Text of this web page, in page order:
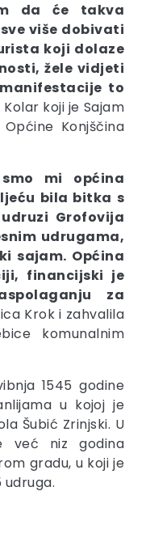
da će takva
više dobivati
koji dolaze
žele vidjeti
to
koji je Sajam
Konjščina
mi općina
bila bitka s
Grofovija
udrugama,
sajam. Općina
financijski je
za
Krok i zahvalila
komunalnim
1545 godine
u kojoj je
Šubić Zrinjski. U
već niz godina
gradu, u koji je
udruga.